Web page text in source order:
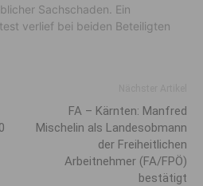
Sachschaden. Ein
verlief bei beiden Beteiligten
FA – Kärnten: Manfred
Mischelin als Landesobmann
der Freiheitlichen
Arbeitnehmer (FA/FPÖ)
bestätigt